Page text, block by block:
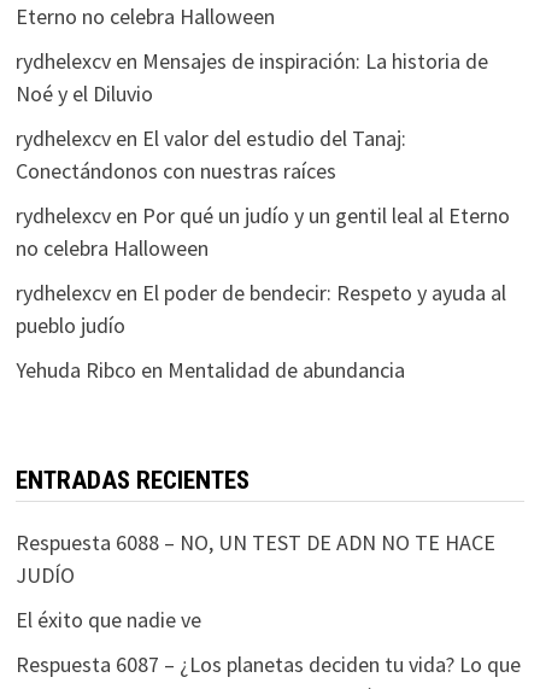
Eterno no celebra Halloween
rydhelexcven Mensajes de inspiración: La historia de
Noé y el Diluvio
rydhelexcven El valor del estudio del Tanaj:
Conectándonos con nuestras raíces
rydhelexcven Por qué un judío y un gentil leal al Eterno
no celebra Halloween
rydhelexcven El poder de bendecir: Respeto y ayuda al
pueblo judío
Yehuda Ribco en Mentalidad de abundancia
ENTRADAS RECIENTES
Respuesta 6088 – NO, UN TEST DE ADN NO TE HACE
JUDÍO
El éxito que nadie ve
Respuesta 6087 – ¿Los planetas deciden tu vida? Lo que